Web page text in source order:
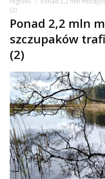
(2)
Ponad 2,2 mln
szczupaków
(2)